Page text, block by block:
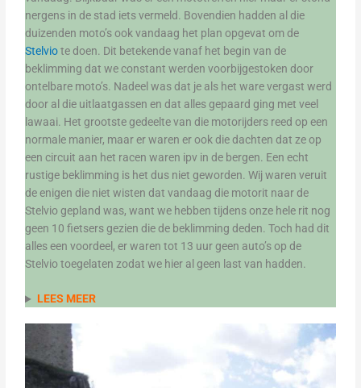
nergens in de stad iets vermeld. Bovendien hadden al die
duizenden moto’s ook vandaag het plan opgevat om de
Stelviote doen. Dit betekende vanaf het begin van de
beklimming dat we constant werden voorbijgestoken door
ontelbare moto’s. Nadeel was dat je als het ware vergast werd
door al die uitlaatgassen en dat alles gepaard ging met veel
lawaai. Het grootste gedeelte van die motorijders reed op een
normale manier, maar er waren er ook die dachten dat ze op
een circuit aan het racen waren ipv in de bergen. Een echt
rustige beklimming is het dus niet geworden. Wij waren veruit
de enigen die niet wisten dat vandaag die motorit naar de
Stelvio gepland was, want we hebben tijdens onze hele rit nog
geen 10 fietsers gezien die de beklimming deden. Toch had dit
alles een voordeel, er waren tot 13 uur geen auto’s op de
Stelvio toegelaten zodat we hier al geen last van hadden.
LEES MEER